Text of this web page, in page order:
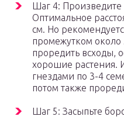
Шаг 4: Произведите
Оптимальное
см. Но
промежутком
проредить всходы,
хорошие растения.
гнездами по 3-4
потом также
Шаг 5: Засыпьте